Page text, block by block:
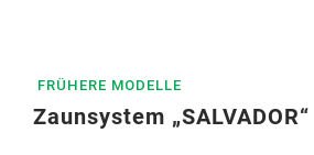
FRÜHERE MODELLE
Zaunsystem „SALVADOR“